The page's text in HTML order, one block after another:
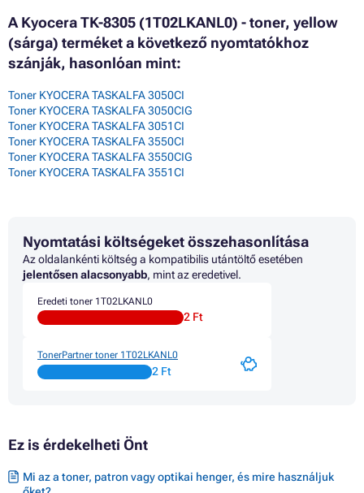
A Kyocera TK-8305 (1T02LKANL0) - toner, yellow
(sárga) terméket a következő nyomtatókhoz
szánják, hasonlóan mint:
Toner KYOCERA TASKALFA 3050CI
Toner KYOCERA TASKALFA 3050CIG
Toner KYOCERA TASKALFA 3051CI
Toner KYOCERA TASKALFA 3550CI
Toner KYOCERA TASKALFA 3550CIG
Toner KYOCERA TASKALFA 3551CI
Nyomtatási költségeket összehasonlítása
Az oldalankénti költség a kompatibilis utántöltő esetében
jelentősen alacsonyabb, mint az eredetivel.
Eredeti toner 1T02LKANL0
2 Ft
TonerPartner toner 1T02LKANL0
2 Ft
Ez is érdekelheti Önt
Mi az a toner, patron vagy optikai henger, és mire használjuk